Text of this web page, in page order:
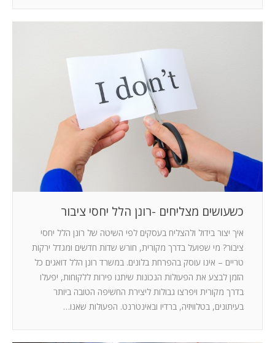
כשעושים מצליחים -רונן הלל יחסי ציבור
איך יצור בידול ולהצליח בעסקים לפי השיטה של רונן הלל יחסי
ציבור? מי שפועל בדרך מקורית, חורש שדות חדשים ומגדל ירקות
טריים – אינו עוסק בהפרחת בלונים. במשרד רונן הלל דואגים כל
הזמן לבצע את הפעולות הנכונות שיתנו פירות ללקוחות, יפעלו
בדרך מקורית ויפרצו גבולות ליצירת החשיפה הטובה ביותר
בעיתונים, בטלוויזיה, ברדיו ובאינטרנט. הפעולות שאנו…